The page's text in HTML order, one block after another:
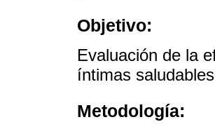
Objetivo:
Evaluación de la
íntimas
Metodología: